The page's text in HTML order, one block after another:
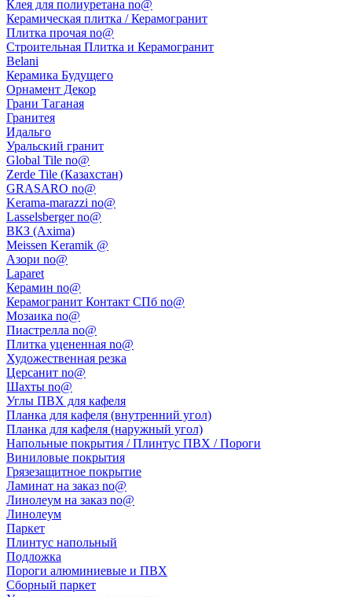
Клея для полиуретана no@
Керамическая плитка / Керамогранит
Плитка прочая no@
Строительная Плитка и Керамогранит
Belani
Керамика Будущего
Орнамент Декор
Грани Таганая
Гранитея
Идальго
Уральский гранит
Global Tile no@
Zerde Tile (Казахстан)
GRASARO no@
Kerama-marazzi no@
Lasselsberger no@
ВКЗ (Axima)
Meissen Keramik @
Азори no@
Laparet
Керамин no@
Керамогранит Контакт СПб no@
Мозаика no@
Пиастрелла no@
Плитка уцененная no@
Художественная резка
Церсанит no@
Шахты no@
Углы ПВХ для кафеля
Планка для кафеля (внутренний угол)
Планка для кафеля (наружный угол)
Напольные покрытия / Плинтус ПВХ / Пороги
Виниловые покрытия
Грязезащитное покрытие
Ламинат на заказ no@
Линолеум на заказ no@
Линолеум
Паркет
Плинтус напольный
Подложка
Пороги алюминиевые и ПВХ
Сборный паркет